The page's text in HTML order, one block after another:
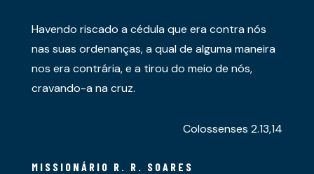
Havendo riscado a cédula que era contra nós
nas suas ordenanças, a qual de alguma maneira
nos era contrária, e a tirou do meio de nós,
cravando-a na cruz.
Colossenses 2.13,14
MISSIONÁRIO R. R. SOARES